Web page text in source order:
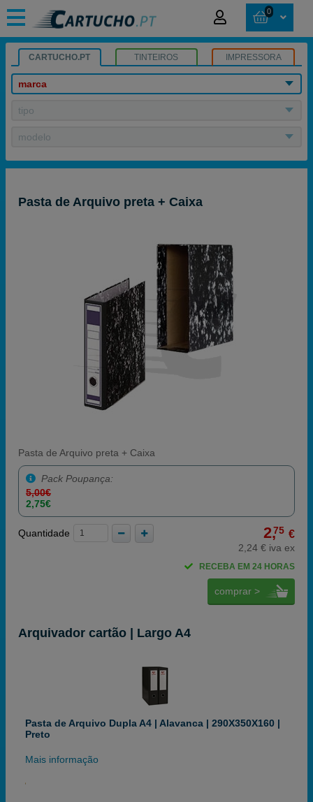
0
CARTUCHO.PT TINTEIROS IMPRESSORA
marca
tipo
modelo
Pasta de Arquivo preta + Caixa
Pasta de Arquivo preta + Caixa
Pack Poupança:
5,00€
2,75€
Quantidade 2,75 €
2,24 € iva ex
RECEBA EM 24 HORAS
comprar >
Arquivador cartão | Largo A4
Pasta de Arquivo Dupla A4 | Alavanca | 290X350X160 |
Preto
Mais informação